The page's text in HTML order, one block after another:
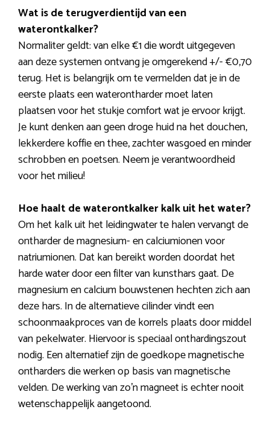
Wat is de terugverdientijd van een
waterontkalker?
Normaliter geldt: van elke €1 die wordt uitgegeven
aan deze systemen ontvang je omgerekend +/- €0,70
terug. Het is belangrijk om te vermelden dat je in de
eerste plaats een waterontharder moet laten
plaatsen voor het stukje comfort wat je ervoor krijgt.
Je kunt denken aan geen droge huid na het douchen,
lekkerdere koffie en thee, zachter wasgoed en minder
schrobben en poetsen. Neem je verantwoordheid
voor het milieu!
Hoe haalt de waterontkalker kalk uit het water?
Om het kalk uit het leidingwater te halen vervangt de
ontharder de magnesium- en calciumionen voor
natriumionen. Dat kan bereikt worden doordat het
harde water door een filter van kunsthars gaat. De
magnesium en calcium bouwstenen hechten zich aan
deze hars. In de alternatieve cilinder vindt een
schoonmaakproces van de korrels plaats door middel
van pekelwater. Hiervoor is speciaal onthardingszout
nodig. Een alternatief zijn de goedkope magnetische
ontharders die werken op basis van magnetische
velden. De werking van zo’n magneet is echter nooit
wetenschappelijk aangetoond.